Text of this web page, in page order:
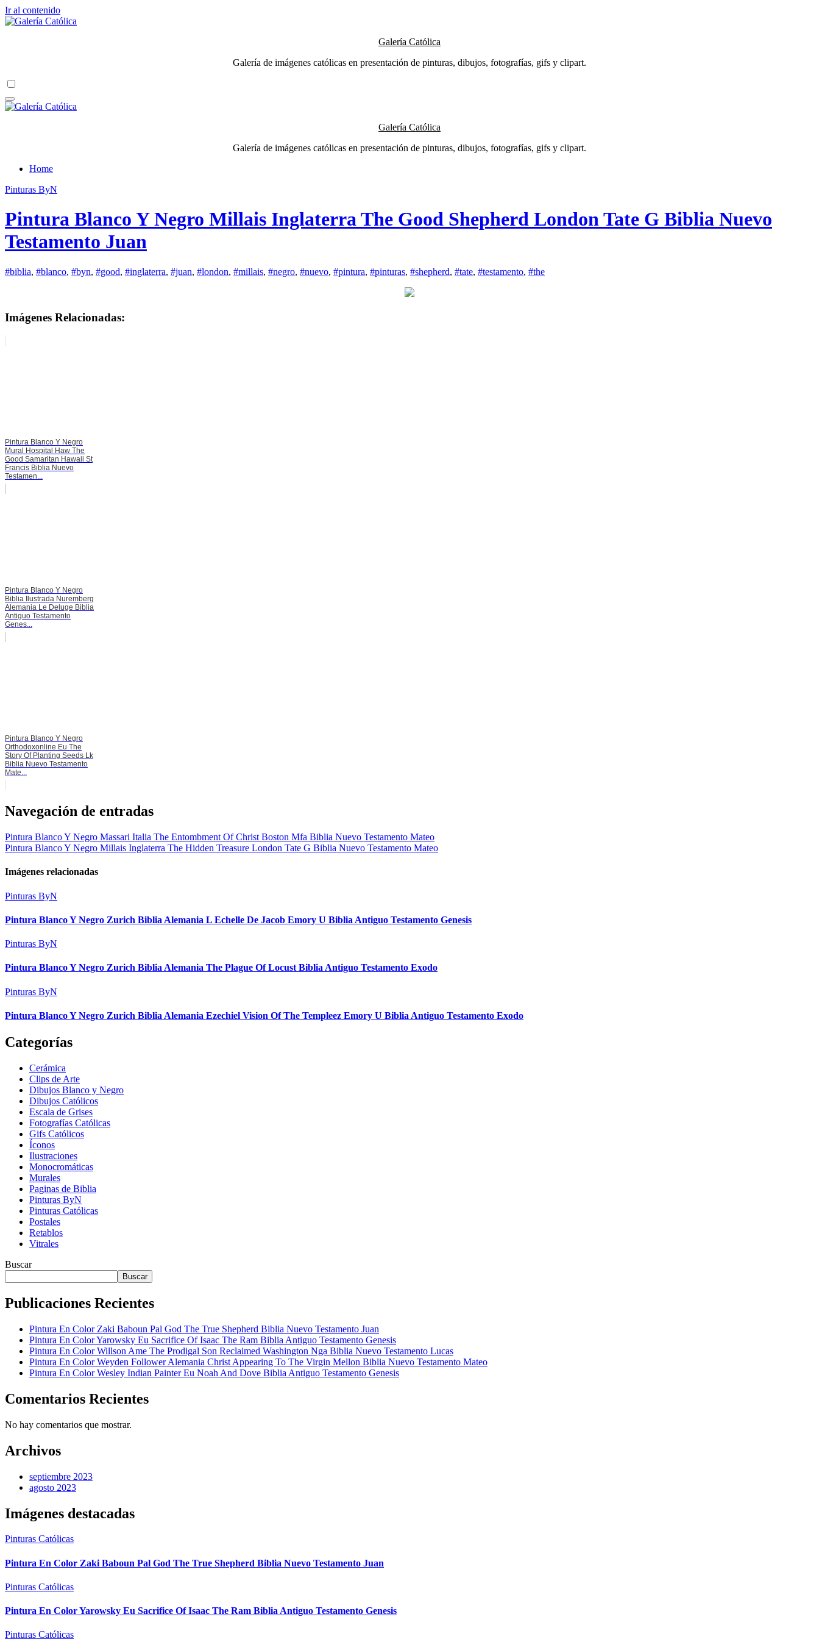
Ir al contenido
Galería Católica
Galería de imágenes católicas en presentación de pinturas, dibujos, fotografías, gifs y clipart.
Galería Católica
Galería de imágenes católicas en presentación de pinturas, dibujos, fotografías, gifs y clipart.
Home
Pinturas ByN
Pintura Blanco Y Negro Millais Inglaterra The Good Shepherd London Tate G Biblia Nuevo
Testamento Juan
#biblia, #blanco, #byn, #good, #inglaterra, #juan, #london, #millais, #negro, #nuevo, #pintura, #pinturas, #shepherd, #tate, #testamento, #the
Imágenes Relacionadas:
Pintura Blanco Y Negro
Mural Hospital Haw The
Good Samaritan Hawaii St
Francis Biblia Nuevo
Testamen...
Pintura Blanco Y Negro
Biblia Ilustrada Nuremberg
Alemania Le Deluge Biblia
Antiguo Testamento
Genes...
Pintura Blanco Y Negro
Orthodoxonline Eu The
Story Of Planting Seeds Lk
Biblia Nuevo Testamento
Mate...
Navegación de entradas
Pintura Blanco Y Negro Massari Italia The Entombment Of Christ Boston Mfa Biblia Nuevo Testamento Mateo
Pintura Blanco Y Negro Millais Inglaterra The Hidden Treasure London Tate G Biblia Nuevo Testamento Mateo
Imágenes relacionadas
Pinturas ByN
Pintura Blanco Y Negro Zurich Biblia Alemania L Echelle De Jacob Emory U Biblia Antiguo Testamento Genesis
Pinturas ByN
Pintura Blanco Y Negro Zurich Biblia Alemania The Plague Of Locust Biblia Antiguo Testamento Exodo
Pinturas ByN
Pintura Blanco Y Negro Zurich Biblia Alemania Ezechiel Vision Of The Templeez Emory U Biblia Antiguo Testamento Exodo
Categorías
Cerámica
Clips de Arte
Dibujos Blanco y Negro
Dibujos Católicos
Escala de Grises
Fotografías Católicas
Gifs Católicos
Íconos
Ilustraciones
Monocromáticas
Murales
Paginas de Biblia
Pinturas ByN
Pinturas Católicas
Postales
Retablos
Vitrales
Buscar
Buscar
Publicaciones Recientes
Pintura En Color Zaki Baboun Pal God The True Shepherd Biblia Nuevo Testamento Juan
Pintura En Color Yarowsky Eu Sacrifice Of Isaac The Ram Biblia Antiguo Testamento Genesis
Pintura En Color Willson Ame The Prodigal Son Reclaimed Washington Nga Biblia Nuevo Testamento Lucas
Pintura En Color Weyden Follower Alemania Christ Appearing To The Virgin Mellon Biblia Nuevo Testamento Mateo
Pintura En Color Wesley Indian Painter Eu Noah And Dove Biblia Antiguo Testamento Genesis
Comentarios Recientes
No hay comentarios que mostrar.
Archivos
septiembre 2023
agosto 2023
Imágenes destacadas
Pinturas Católicas
Pintura En Color Zaki Baboun Pal God The True Shepherd Biblia Nuevo Testamento Juan
Pinturas Católicas
Pintura En Color Yarowsky Eu Sacrifice Of Isaac The Ram Biblia Antiguo Testamento Genesis
Pinturas Católicas